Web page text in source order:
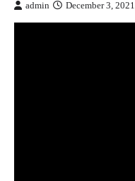
admin December 3, 2021